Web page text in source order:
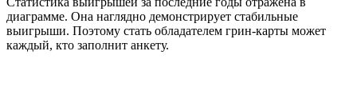
диаграмме. Она наглядно демонстрирует стабильные
выигрыши. Поэтому стать обладателем грин-карты может
каждый, кто заполнит анкету.